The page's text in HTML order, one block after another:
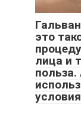
это
лица и